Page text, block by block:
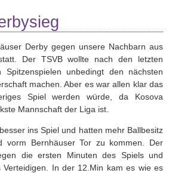
Derby gegen unsere Nachbarn aus
Der TSVB wollte nach den letzten
unbedingt den nächsten
machen. Aber es war allen klar das
Spiel werden würde, da Kosova
Mannschaft der Liga ist.
ins Spiel und hatten mehr Ballbesitz
vorm Bernhäuser Tor zu kommen. Der
die ersten Minuten des Spiels und
Verteidigen. In der 12.Min kam es wie es